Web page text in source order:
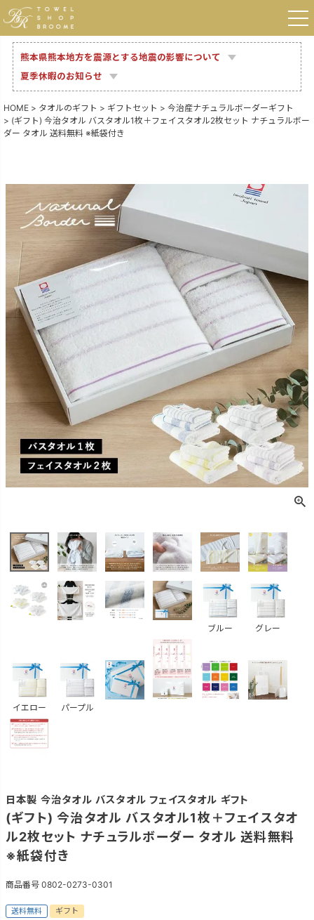
熊本県熊本地方を震源とする地震の影響について
夏季休暇のお知らせ
HOME タオルのギフト ギフトセット
今治産ナチュラルボーダーギフト
(ギフト) 今治タオル バスタオル1枚＋フェイスタオル2枚セット ナチュラルボー
ダー タオル 送料無料 ※紙袋付き
ブルー グレー
イエロー パープル
日本製 今治タオル バスタオル フェイスタオル ギフト
(ギフト) 今治タオル バスタオル1枚＋フェイスタオ
ル2枚セット ナチュラルボーダー タオル 送料無料
※紙袋付き
商品番号 0802-0273-0301
送料無料 ギフト